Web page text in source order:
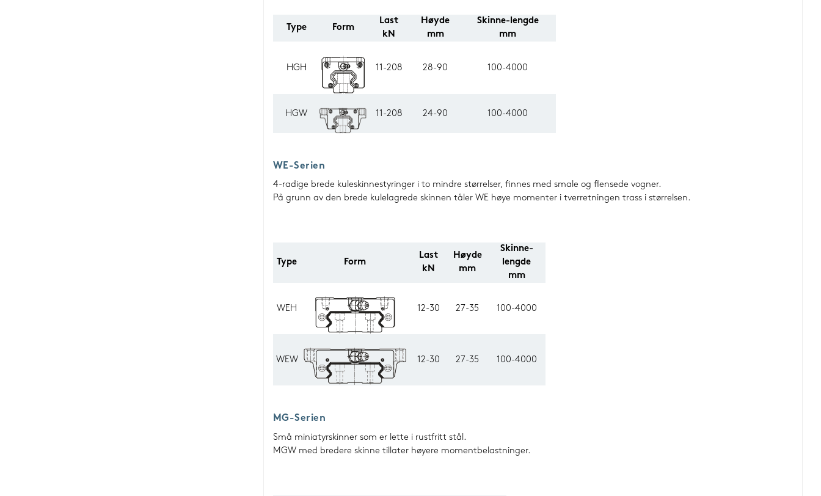
Type Form
Last
kN
Høyde
mm
Skinne-lengde
mm
HGH 11-208 28-90 100-4000
HGW 11-208 24-90 100-4000
WE-Serien
4-radige brede kuleskinnestyringer i to mindre størrelser, finnes med smale og flensede vogner.
På grunn av den brede kulelagrede skinnen tåler WE høye momenter i tverretningen trass i størrelsen.
Type Form
Last
kN
Høyde
mm
Skinne-
lengde
mm
WEH 12-30 27-35 100-4000
WEW 12-30 27-35 100-4000
MG-Serien
Små miniatyrskinner som er lette i rustfritt stål.
MGW med bredere skinne tillater høyere momentbelastninger.